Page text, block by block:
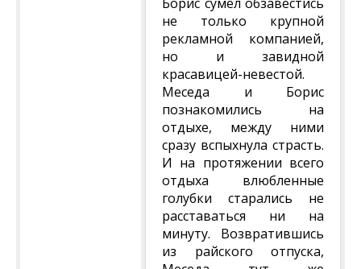
не только крупной
рекламной компанией,
но и завидной
красавицей-невестой.
Меседа и Борис
познакомились на
отдыхе, между ними
сразу вспыхнула страсть.
И на протяжении всего
отдыха влюбленные
голубки старались не
расставаться ни на
минуту. Возвратившись
из райского отпуска,